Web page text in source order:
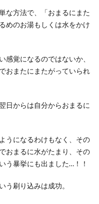
な方法で、「おまるにまた
めのお湯もしくは水をかけ
感覚になるのではないか、
おまたにまたがっていられ
日からは自分からおまるに
うになるわけもなく、その
おまるに水がたまり、その
う暴挙にも出ました…！！
う刷り込みは成功。